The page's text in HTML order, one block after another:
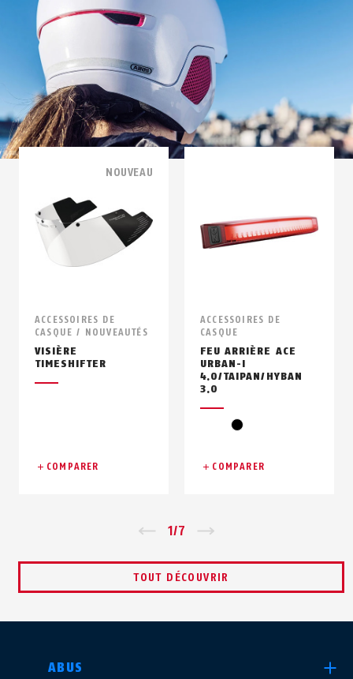
ACCESSOIRES DE
CASQUE / NOUVEAUTÉS
VISIÈRE
TIMESHIFTER
COMPARER
NOUVEAU
ACCESSOIRES DE
CASQUE
FEU ARRIÈRE ACE
URBAN-I
4.0/TAIPAN/HYBAN
3.0
noir
COMPARER
Zurück
1/7
TOUT DÉCOUVRIR
ABUS
CHOISIR UN PAYS